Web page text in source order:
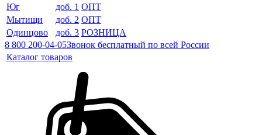
Юг
доб. 1 ОПТ
Мытищи
доб. 2 ОПТ
Одинцово
доб. 3 РОЗНИЦА
8 800 200-04-05Звонок бесплатный по всей России
Каталог товаров